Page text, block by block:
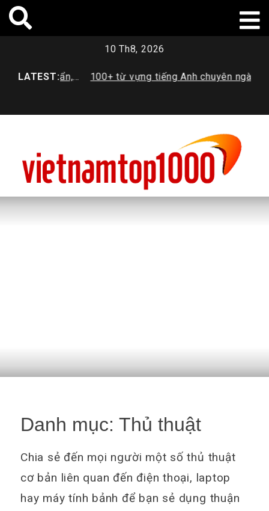
Skip
10 Th8, 2026
LATEST:
chuẩn,
100+ từ vựng tiếng Anh chuyên ngành
Danh mục:Thủ thuật
Chia sẻ đến mọi người một số thủ thuật
cơ bản liên quan đến điện thoại, laptop
hay máy tính bảnh để bạn sẻ dụng thuận